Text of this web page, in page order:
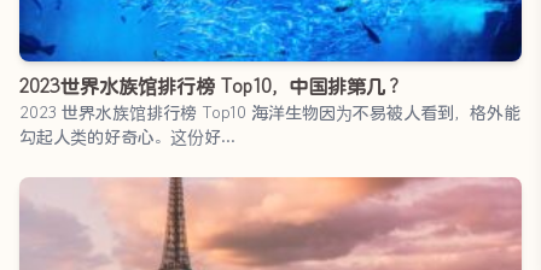
2023世界水族馆排行榜 Top10，中国排第几？
2023 世界水族馆排行榜 Top10 海洋生物因为不易被人看到，格外能
勾起人类的好奇心。这份好…